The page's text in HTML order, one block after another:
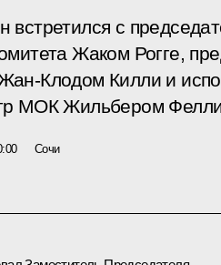
встретился с
Жаком Рогге,
Клодом Килли и
МОК Жильбером
Сочи